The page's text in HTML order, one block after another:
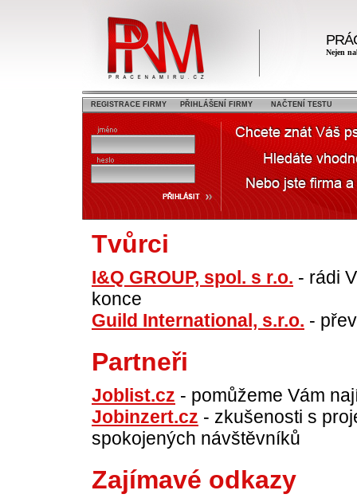
Nejen
REGISTRACE FIRMY PŘIHLÁŠENÍ FIRMY NAČTENÍ TESTU
Tvůrci
I&Q GROUP, spol. s r.o. - rádi
konce
Guild International, s.r.o. -
Partneři
Joblist.cz - pomůžeme Vám
Jobinzert.cz - zkušenosti s
spokojených návštěvníků
Zajímavé odkazy